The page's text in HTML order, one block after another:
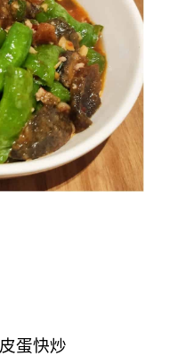
蛋快炒